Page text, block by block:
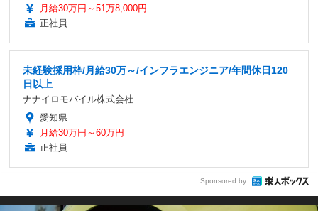
月給30万円～51万8,000円
正社員
未経験採用枠/月給30万～/インフラエンジニア/年間休日120
日以上
ナナイロモバイル株式会社
愛知県
月給30万円～60万円
正社員
Sponsored by